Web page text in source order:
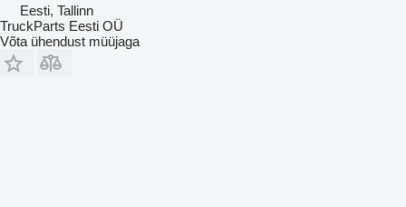
Eesti, Tallinn
TruckParts Eesti OÜ
Võta ühendust müüjaga